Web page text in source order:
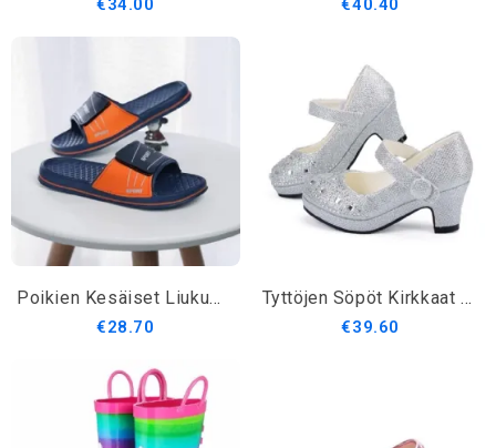
€34.00 €40.40
Poikien Kesäiset Liukumattomat Tossut
€28.70
Tyttöjen Söpöt Kirkkaat Korkokengät
€39.60